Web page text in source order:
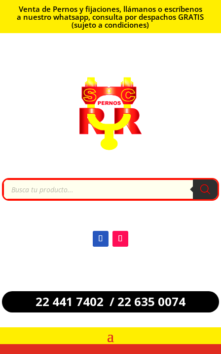
Venta de Pernos y fijaciones, llámanos o escríbenos
a nuestro whatsapp, consulta por despachos GRATIS
(sujeto a condiciones)
Búsqueda
productos
22 441 7402 / 22 635 0074